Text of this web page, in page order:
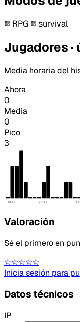
RPG survival
Jugadores
Media horaria del
Ahora
0
Media
0
Pico
3
14:00 22:00
Valoración
Sé el primero en
☆☆☆☆☆
Inicia sesión para
Datos técnicos
IP